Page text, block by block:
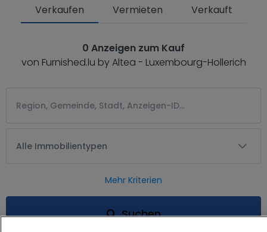
Verkaufen Vermieten Verkauft
0 Anzeigen zum Kauf
von Furnished.lu by Altea - Luxembourg-Hollerich
Alle Immobilientypen
Mehr Kriterien
Suchen